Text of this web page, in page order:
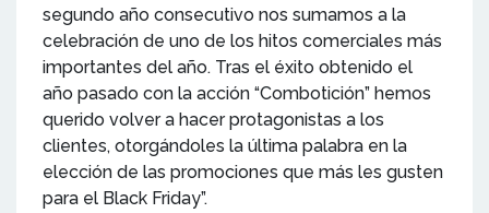
segundo año consecutivo nos sumamos a la
celebración de uno de los hitos comerciales más
importantes del año. Tras el éxito obtenido el
año pasado con la acción “Combotición” hemos
querido volver a hacer protagonistas a los
clientes, otorgándoles la última palabra en la
elección de las promociones que más les gusten
para el Black Friday”.